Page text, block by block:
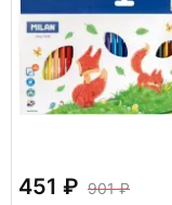
451
901